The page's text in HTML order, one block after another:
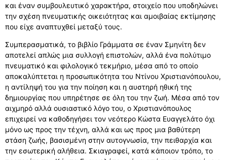
και έναν συμβουλευτικό χαρακτήρα, στοιχείο που υποδηλώνει
την σχέση πνευματικής οικειότητας και αμοιβαίας εκτίμησης
που είχε αναπτυχθεί μεταξύ τους.
Συμπερασματικά, το βιβλίο Γράμματα σε έναν Σμηνίτη δεν
αποτελεί απλώς μια συλλογή επιστολών, αλλά ένα πολύτιμο
πνευματικό και φιλολογικό τεκμήριο, μέσα από το οποίο
αποκαλύπτεται η προσωπικότητα του Ντίνου Χριστιανόπουλου,
η αντίληψή του για την ποίηση και η αυστηρή ηθική της
δημιουργίας που υπηρέτησε σε όλη του την ζωή. Μέσα από τον
αιχμηρό αλλά ουσιαστικό λόγο του, ο Χριστιανόπουλος
επιχειρεί να καθοδηγήσει τον νεότερο Κώστα Ευαγγελάτο όχι
μόνο ως προς την τέχνη, αλλά και ως προς μια βαθύτερη
στάση ζωής, βασισμένη στην αυτογνωσία, την πειθαρχία και
την εσωτερική αλήθεια. Σκιαγραφεί, κατά κάποιον τρόπο, το